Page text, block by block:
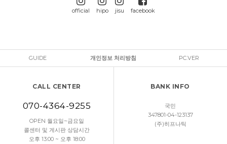
official hipo jisu facebook
GUIDE 개인정보 처리방침 PC.VER
CALL CENTER
070-4364-9255
OPEN 월요일~금요일
콜센터 및 게시판 상담시간
오후 13:00 ~ 오후 18:00
BANK INFO
국민
347801-04-123137
(주)히프나틱